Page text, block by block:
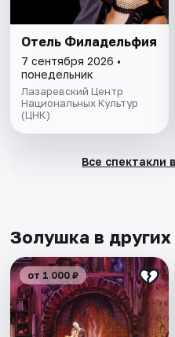
Отель Филадельфия
7 сентября 2026 •
понедельник
Лазаревский Центр
Национальных Культур
(ЦНК)
Все спектакли
Золушка в других
от 1 000 ₽